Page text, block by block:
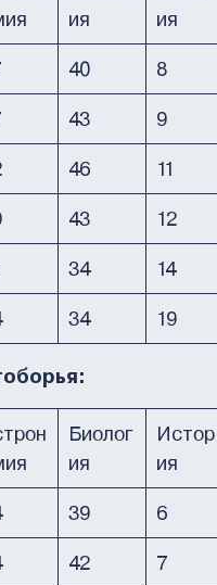
ия
ия
40 8
43 9
46 11
43 12
34 14
34 19
Биолог
ия
Истор
ия
39 6
42 7